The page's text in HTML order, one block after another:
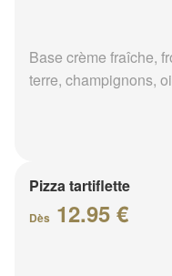
Base crème fraîche,
terre, champignons,
Pizza tartiflette
Dès 12.95 €